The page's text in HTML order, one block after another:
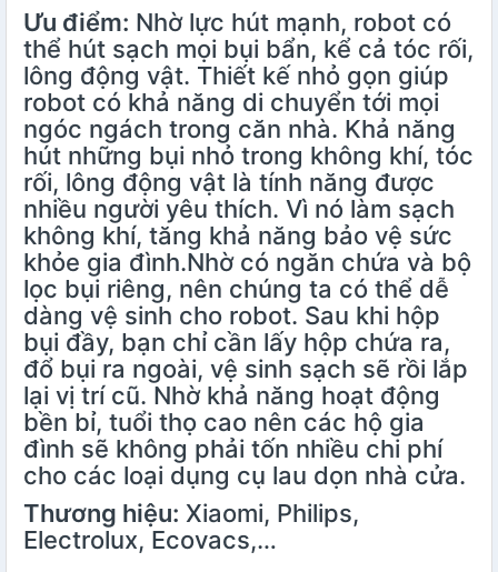
Ưu điểm: Nhờ lực hút mạnh, robot có
thể hút sạch mọi bụi bẩn, kể cả tóc rối,
lông động vật. Thiết kế nhỏ gọn giúp
robot có khả năng di chuyển tới mọi
ngóc ngách trong căn nhà. Khả năng
hút những bụi nhỏ trong không khí, tóc
rối, lông động vật là tính năng được
nhiều người yêu thích. Vì nó làm sạch
không khí, tăng khả năng bảo vệ sức
khỏe gia đình.Nhờ có ngăn chứa và bộ
lọc bụi riêng, nên chúng ta có thể dễ
dàng vệ sinh cho robot. Sau khi hộp
bụi đầy, bạn chỉ cần lấy hộp chứa ra,
đổ bụi ra ngoài, vệ sinh sạch sẽ rồi lắp
lại vị trí cũ. Nhờ khả năng hoạt động
bền bỉ, tuổi thọ cao nên các hộ gia
đình sẽ không phải tốn nhiều chi phí
cho các loại dụng cụ lau dọn nhà cửa.
Thương hiệu: Xiaomi, Philips,
Electrolux, Ecovacs,…